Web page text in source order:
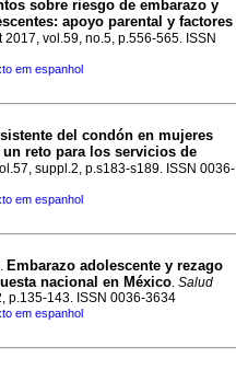
sobre riesgo de embarazo y
apoyo parental y factores
2017, vol.59, no.5, p.556-565. ISSN
em espanhol
del condón en mujeres
un reto para los servicios de
suppl.2, p.s183-s189. ISSN 0036-
em espanhol
Embarazo adolescente y rezago
nacional en México. Salud
p.135-143. ISSN 0036-3634
em espanhol